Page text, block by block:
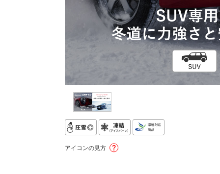
アイコンの見方